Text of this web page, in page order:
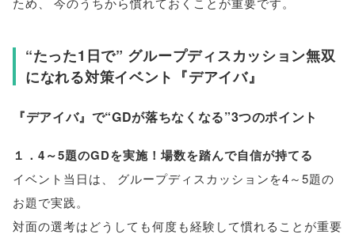
“たった1日で” グループディスカッション無双
になれる対策イベント『デアイバ』
『デアイバ』で“GDが落ちなくなる”3つのポイント
１．4～5題のGDを実施！場数を踏んで自信が持てる
イベント当日は
グループディスカッションを4～5題の
お題で実践。
対面の選考はどうしても何度も経験して慣れることが重要